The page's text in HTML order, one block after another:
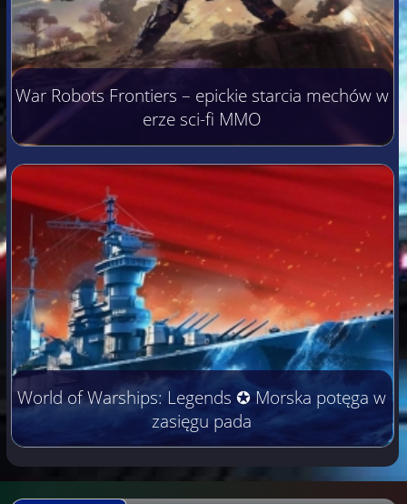
War Robots Frontiers – epickie starcia mechów w
erze sci-fi MMO
World of Warships: Legends ✪ Morska potęga w
zasięgu pada